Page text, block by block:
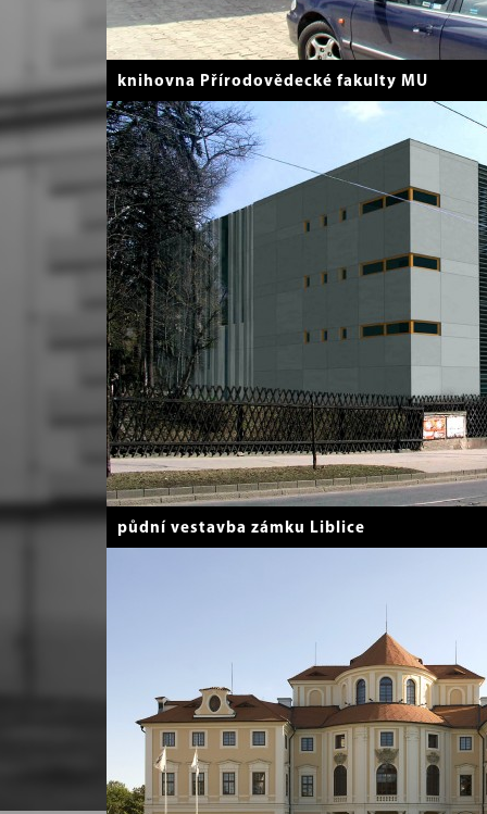
knihovna Přírodovědecké fakulty MU
půdní vestavba zámku Liblice